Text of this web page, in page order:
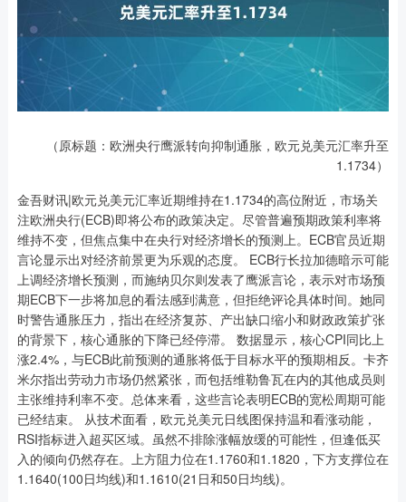
（原标题：欧洲央行鹰派转向抑制通胀，欧元兑美元汇率升至
1.1734）
金吾财讯|欧元兑美元汇率近期维持在1.1734的高位附近，市场关
注欧洲央行(ECB)即将公布的政策决定。尽管普遍预期政策利率将
维持不变，但焦点集中在央行对经济增长的预测上。ECB官员近期
言论显示出对经济前景更为乐观的态度。 ECB行长拉加德暗示可能
上调经济增长预测，而施纳贝尔则发表了鹰派言论，表示对市场预
期ECB下一步将加息的看法感到满意，但拒绝评论具体时间。她同
时警告通胀压力，指出在经济复苏、产出缺口缩小和财政政策扩张
的背景下，核心通胀的下降已经停滞。 数据显示，核心CPI同比上
涨2.4%，与ECB此前预测的通胀将低于目标水平的预期相反。卡齐
米尔指出劳动力市场仍然紧张，而包括维勒鲁瓦在内的其他成员则
主张维持利率不变。总体来看，这些言论表明ECB的宽松周期可能
已经结束。 从技术面看，欧元兑美元日线图保持温和看涨动能，
RSI指标进入超买区域。虽然不排除涨幅放缓的可能性，但逢低买
入的倾向仍然存在。上方阻力位在1.1760和1.1820，下方支撑位在
1.1640(100日均线)和1.1610(21日和50日均线)。